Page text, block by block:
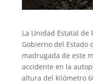
La Unidad Estatal de
Gobierno del Estado
madrugada de este
accidente en la
altura del kilómetro